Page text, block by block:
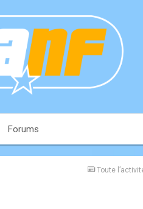
Forums
Toute